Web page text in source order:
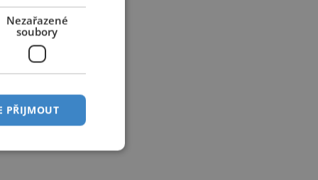
Nezařazené
soubory
PŘIJMOUT